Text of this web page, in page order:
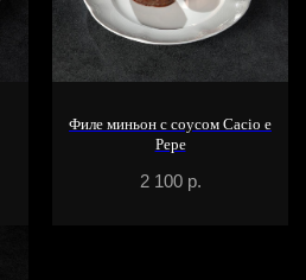
Филе миньон с соусом Cacio e
Pepe
2 100 р.